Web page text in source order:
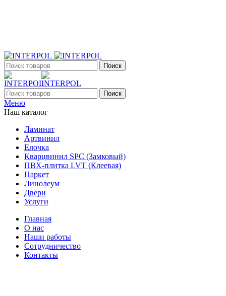
Поиск
Поиск
Меню
Наш каталог
Ламинат
Артвинил
Елочка
Кварцвинил SPC (Замковый)
ПВХ-плитка LVT (Клеевая)
Паркет
Линолеум
Двери
Услуги
Главная
О нас
Наши работы
Сотрудничество
Контакты